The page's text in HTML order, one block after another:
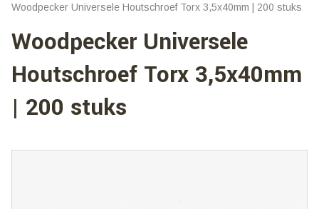
Woodpecker Universele Houtschroef Torx 3,5x40mm | 200 stuks
Woodpecker Universele
Houtschroef Torx 3,5x40mm
| 200 stuks